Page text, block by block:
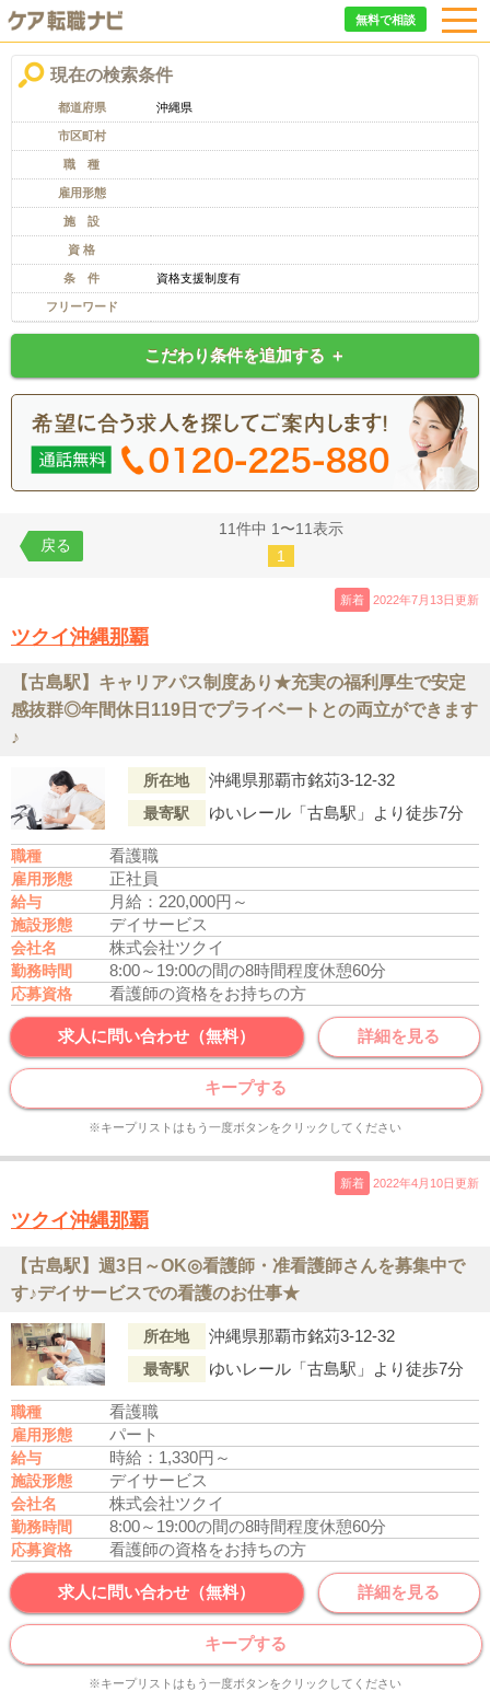
無料で相談
現在の検索条件
都道府県 沖縄県
市区町村
職 種
雇用形態
施 設
資 格
条 件 資格支援制度有
フリーワード
こだわり条件を追加する ＋
11件中 1〜11表示
1
戻る
新着 2022年7月13日更新
ツクイ沖縄那覇
【古島駅】キャリアパス制度あり★充実の福利厚生で安定
感抜群◎年間休日119日でプライベートとの両立ができます
♪
所在地 沖縄県那覇市銘苅3-12-32
最寄駅 ゆいレール「古島駅」より徒歩7分
職種 看護職
雇用形態 正社員
給与 月給：220,000円～
施設形態 デイサービス
会社名 株式会社ツクイ
勤務時間 8:00～19:00の間の8時間程度休憩60分
応募資格 看護師の資格をお持ちの方
求人に問い合わせ（無料） 詳細を見る
キープする
※キープリストはもう一度ボタンをクリックしてください
新着 2022年4月10日更新
ツクイ沖縄那覇
【古島駅】週3日～OK◎看護師・准看護師さんを募集中で
す♪デイサービスでの看護のお仕事★
所在地 沖縄県那覇市銘苅3-12-32
最寄駅 ゆいレール「古島駅」より徒歩7分
職種 看護職
雇用形態 パート
給与 時給：1,330円～
施設形態 デイサービス
会社名 株式会社ツクイ
勤務時間 8:00～19:00の間の8時間程度休憩60分
応募資格 看護師の資格をお持ちの方
求人に問い合わせ（無料） 詳細を見る
キープする
※キープリストはもう一度ボタンをクリックしてください